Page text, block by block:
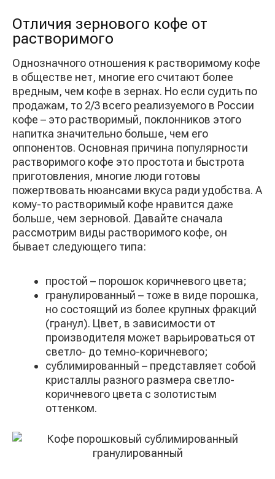
Отличия зернового кофе от
растворимого
Однозначного отношения к растворимому кофе
в обществе нет, многие его считают более
вредным, чем кофе в зернах. Но если судить по
продажам, то 2/3 всего реализуемого в России
кофе – это растворимый, поклонников этого
напитка значительно больше, чем его
оппонентов. Основная причина популярности
растворимого кофе это простота и быстрота
приготовления, многие люди готовы
пожертвовать нюансами вкуса ради удобства. А
кому-то растворимый кофе нравится даже
больше, чем зерновой. Давайте сначала
рассмотрим виды растворимого кофе, он
бывает следующего типа:
простой – порошок коричневого цвета;
гранулированный – тоже в виде порошка,
но состоящий из более крупных фракций
(гранул). Цвет, в зависимости от
производителя может варьироваться от
светло- до темно-коричневого;
сублимированный – представляет собой
кристаллы разного размера светло-
коричневого цвета с золотистым
оттенком.